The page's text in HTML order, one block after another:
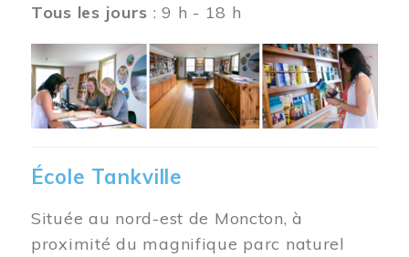
Tous les jours : 9 h - 18 h
Image
École Tankville
Située au nord-est de Moncton, à
proximité du magnifique parc naturel